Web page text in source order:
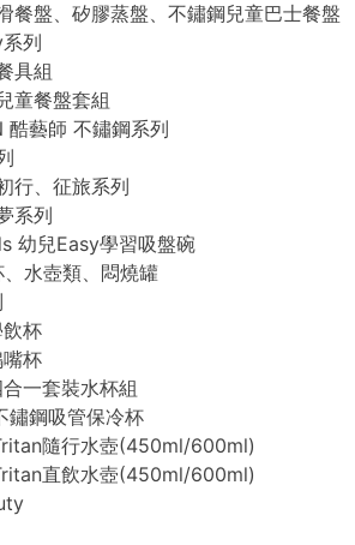
餐盤、矽膠蒸盤、不鏽鋼兒童巴士餐盤
列
具組
童餐盤套組
酷藝師 不鏽鋼系列
行、征旅系列
系列
幼兒Easy學習吸盤碗
水壺類、悶燒罐
杯
杯
一套裝水杯組
鏽鋼吸管保冷杯
隨行水壺(450ml/600ml)
直飲水壺(450ml/600ml)